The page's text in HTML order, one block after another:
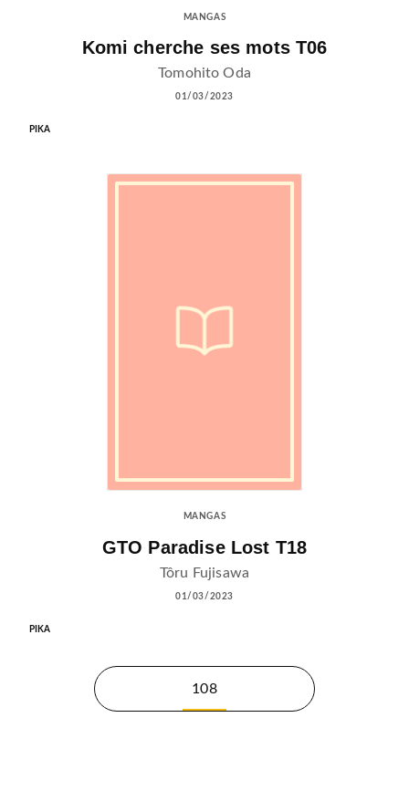
MANGAS
Komi cherche ses mots T06
Tomohito Oda
01/03/2023
PIKA
MANGAS
GTO Paradise Lost T18
Tôru Fujisawa
01/03/2023
PIKA
108